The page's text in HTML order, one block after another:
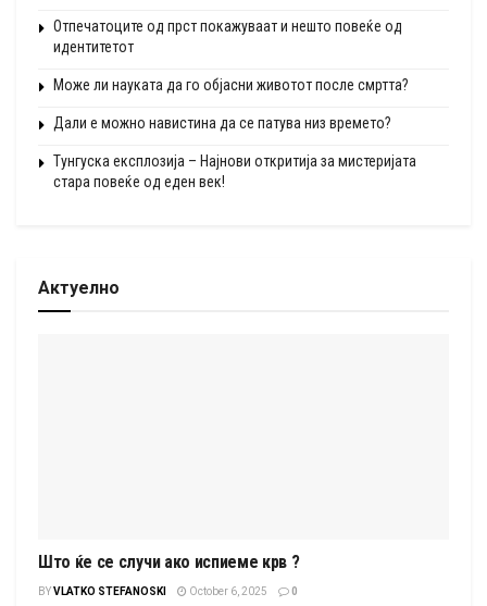
Отпечатоците од прст покажуваат и нешто повеќе од
идентитетот
Може ли науката да го објасни животот после смртта?
Дали е можно навистина да се патува низ времето?
Тунгуска експлозија – Најнови откритија за мистеријата
стара повеќе од еден век!
Актуелно
Што ќе се случи ако испиеме крв ?
BYVLATKO STEFANOSKI October 6, 2025 0